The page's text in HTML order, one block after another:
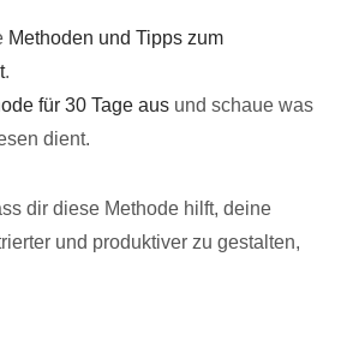
Methoden und Tipps zum
.
für 30 Tage aus und schaue was
dient.
dir diese Methode hilft, deine
und produktiver zu gestalten,